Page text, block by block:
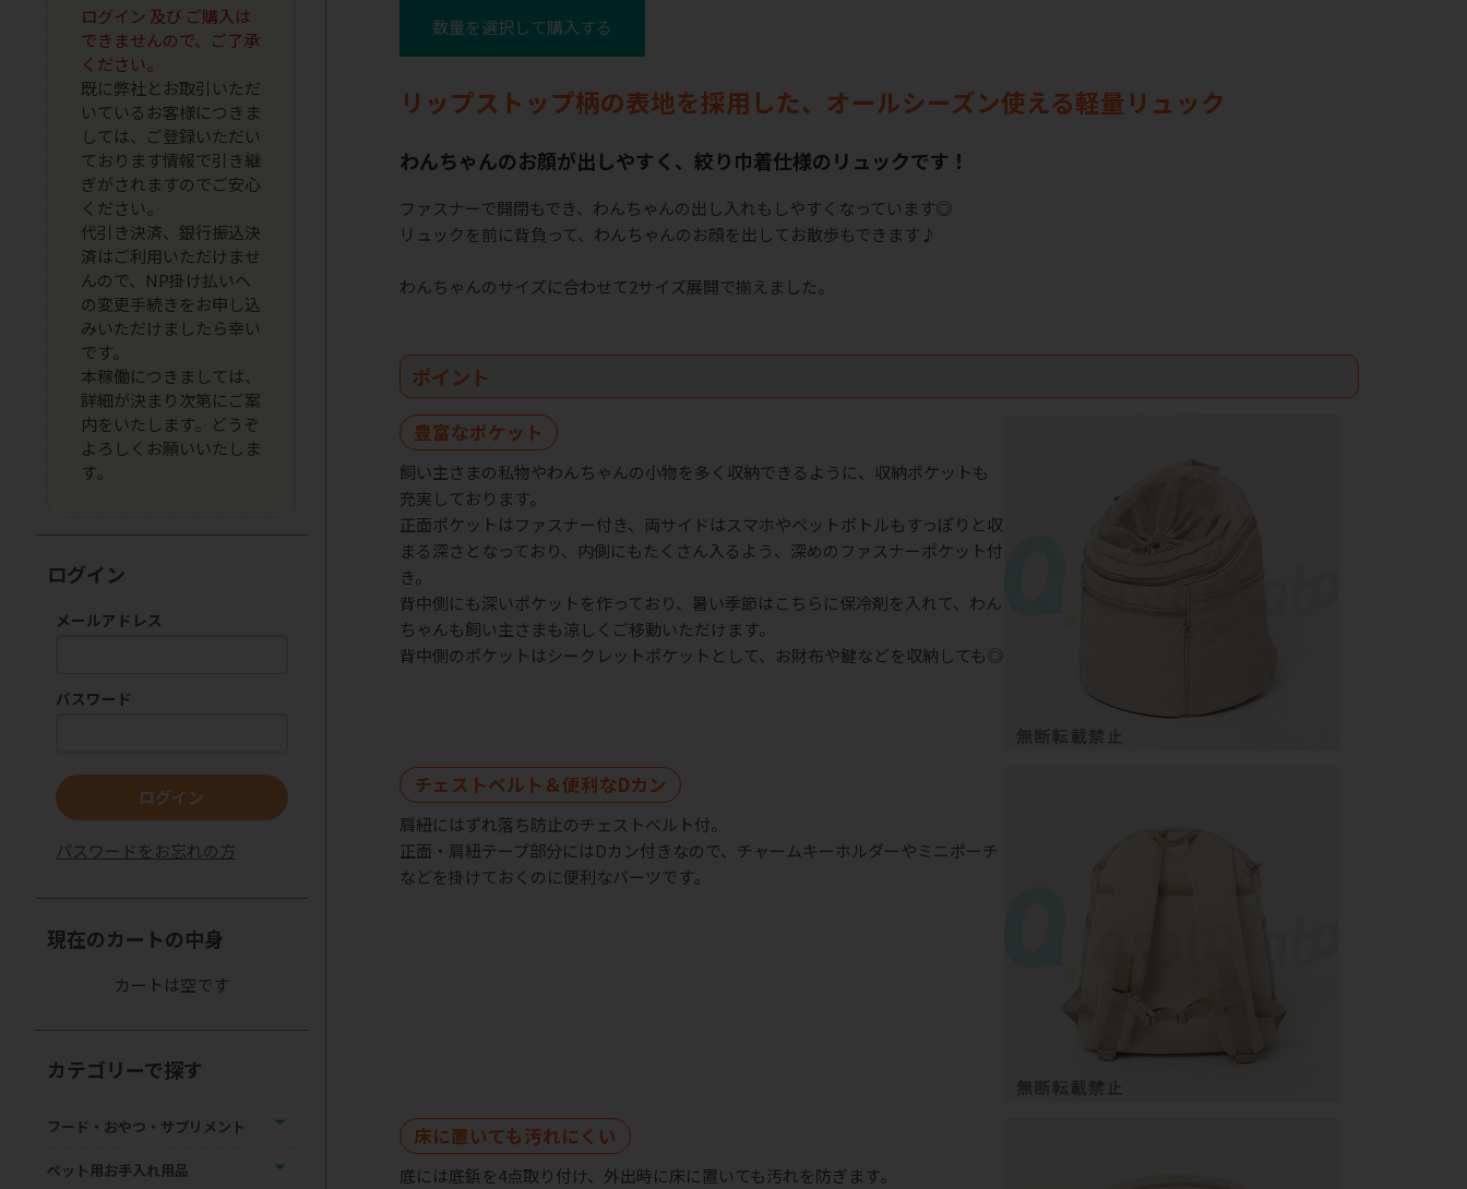
数量を選択して購入する
リップストップ柄の表地を採用した、オールシーズン使える軽量リュック
わんちゃんのお顔が出しやすく、絞り巾着仕様のリュックです！
ファスナーで開閉もでき、わんちゃんの出し入れもしやすくなっています◎
リュックを前に背負って、わんちゃんのお顔を出してお散歩もできます♪
わんちゃんのサイズに合わせて2サイズ展開で揃えました。
ポイント
豊富なポケット
飼い主さまの私物やわんちゃんの小物を多く収納できるように、収納ポケットも
充実しております。
正面ポケットはファスナー付き、両サイドはスマホやペットボトルもすっぽりと収
まる深さとなっており、内側にもたくさん入るよう、深めのファスナーポケット付
き。
背中側にも深いポケットを作っており、暑い季節はこちらに保冷剤を入れて、わん
ちゃんも飼い主さまも涼しくご移動いただけます。
背中側のポケットはシークレットポケットとして、お財布や鍵などを収納しても◎
チェストベルト＆便利なDカン
肩紐にはずれ落ち防止のチェストベルト付。
正面・肩紐テープ部分にはDカン付きなので、チャームキーホルダーやミニポーチ
などを掛けておくのに便利なパーツです。
床に置いても汚れにくい
底には底鋲を4点取り付け、外出時に床に置いても汚れを防ぎます。
ログイン 及び ご購入は
できませんので、ご了承
ください。
既に弊社とお取引いただ
いているお客様につきま
しては、ご登録いただい
ております情報で引き継
ぎがされますのでご安心
ください。
代引き決済、銀行振込決
済はご利用いただけませ
んので、NP掛け払いへ
の変更手続きをお申し込
みいただけましたら幸い
です。
本稼働につきましては、
詳細が決まり次第にご案
内をいたします。どうぞ
よろしくお願いいたしま
す。
ログイン
メールアドレス
パスワード
ログイン
パスワードをお忘れの方
現在のカートの中身
カートは空です
カテゴリーで探す
フード・おやつ・サプリメント
ペット用お手入れ用品